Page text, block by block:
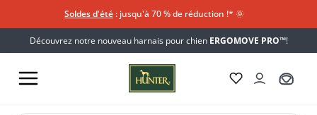
Soldes d'été : jusqu'à 70 % de réduction !*​ 🌞
Découvrez notre nouveau harnais pour chien ERGOMOVE PRO™!